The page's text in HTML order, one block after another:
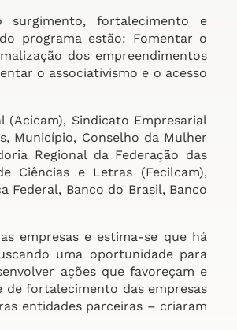
fortalecimento e
programa estão: Fomentar o
dos empreendimentos
o associativismo e o acesso
(Acicam), Sindicato Empresarial
Município, Conselho da Mulher
Regional da Federação das
Ciências e Letras (Fecilcam),
Federal, Banco do Brasil, Banco
empresas e estima-se que há
uma oportunidade para
ações que favoreçam e
de fortalecimento das empresas
entidades parceiras – criaram